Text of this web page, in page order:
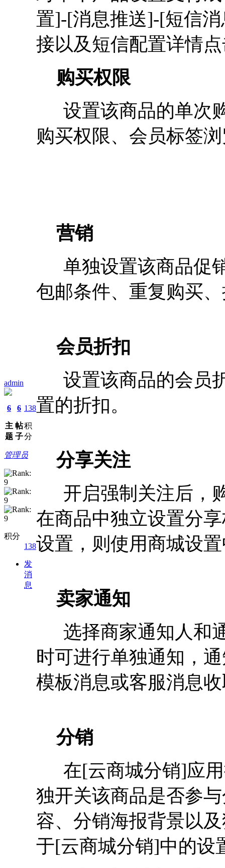
admin
6
主
题
6
帖
子
138
积
分
管理员
积分
138
发
消
息
置]-[消息推送]-[短信
接以及短信配置详情
购买权限
设置该商品的单次
购买权限、会员标签
营销
单独设置该商品促
包邮条件、重复购买
会员折扣
设置该商品的会员
置的折扣。
分享关注
开启强制关注后，
在商品中独立设置分
设置，则使用商城设
卖家通知
选择商家通知人和
时可进行单独通知，
模板消息或客服消息
分销
在[云商城分销]应用
独开关该商品是否参
容、分销海报背景以
于[云商城分销]中的设